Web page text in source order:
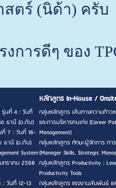
ตร์ (นิด้า) ครับ
การดีๆ ของ
รุ่นที่ 4 : วันที่
ช ธานี (อ.ต้น)
ที่ 7 : วันที่ 16-
ธานี (อ.ต้น)
System
กราคม 2568
วันที่ 12-13
หลักสูตร In-House /
กลุ่มหลักสูตร เส้นทางความก้า
และการบริหารคนเก่ง (Career
Management)
กลุ่มหลักสูตร ทักษะผู้จัดการ กา
(Manager Skills, Strategic
กลุ่มหลักสูตร Productivity :
Productivity Tools
กลุ่มหลักสูตร แรงงานสัมพันธ์ แ